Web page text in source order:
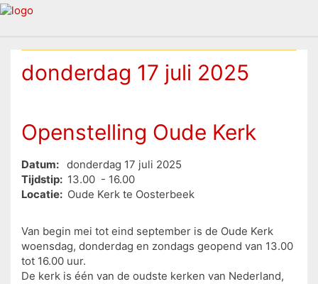
donderdag 17 juli 2025
Openstelling Oude Kerk
Datum:
donderdag 17 juli 2025
Tijdstip: 13.00 - 16.00
Locatie: Oude Kerk te Oosterbeek
Van begin mei tot eind september is de Oude Kerk
woensdag, donderdag en zondags geopend van 13.00
tot 16.00 uur.
De kerk is één van de oudste kerken van Nederland,